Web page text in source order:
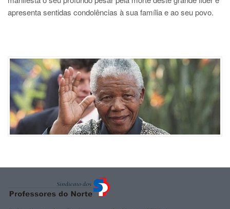
apresenta sentidas condolências à sua família e ao seu povo.